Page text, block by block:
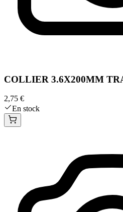
COLLIER 3.6X200MM
2,75 €
En stock